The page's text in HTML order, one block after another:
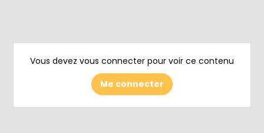
Vous devez vous connecter pour voir ce contenu
Me connecter